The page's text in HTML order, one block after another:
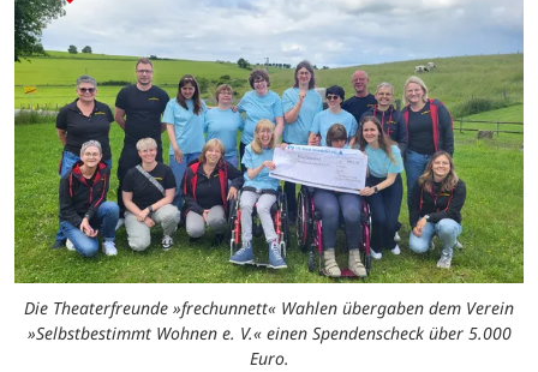
Die Theaterfreunde »frechunnett« Wahlen übergaben dem Verein
»Selbstbestimmt Wohnen e. V.« einen Spendenscheck über 5.000
Euro.